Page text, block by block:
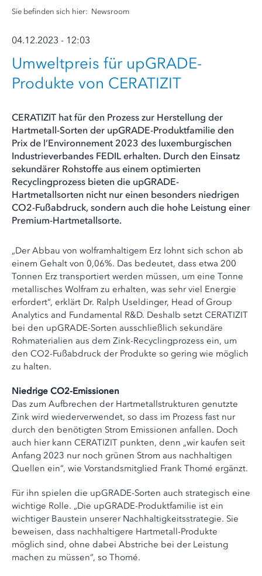
Sie befinden sich hier: Newsroom
04.12.2023 - 12:03
Umweltpreis für upGRADE-
Produkte von CERATIZIT
CERATIZIT hat für den Prozess zur Herstellung der
Hartmetall-Sorten der upGRADE-Produktfamilie den
Prix de l’Environnement 2023 des luxemburgischen
Industrieverbandes FEDIL erhalten. Durch den Einsatz
sekundärer Rohstoffe aus einem optimierten
Recyclingprozess bieten die upGRADE-
Hartmetallsorten nicht nur einen besonders niedrigen
CO2-Fußabdruck, sondern auch die hohe Leistung einer
Premium-Hartmetallsorte.
„Der Abbau von wolframhaltigem Erz lohnt sich schon ab
einem Gehalt von 0,06%. Das bedeutet, dass etwa 200
Tonnen Erz transportiert werden müssen, um eine Tonne
metallisches Wolfram zu erhalten, was sehr viel Energie
erfordert“, erklärt Dr. Ralph Useldinger, Head of Group
Analytics and Fundamental R&D. Deshalb setzt CERATIZIT
bei den upGRADE-Sorten ausschließlich sekundäre
Rohmaterialien aus dem Zink-Recyclingprozess ein, um
den CO2-Fußabdruck der Produkte so gering wie möglich
zu halten.
Niedrige CO2-Emissionen
Das zum Aufbrechen der Hartmetallstrukturen genutzte
Zink wird wiederverwendet, so dass im Prozess fast nur
durch den benötigten Strom Emissionen anfallen. Doch
auch hier kann CERATIZIT punkten, denn „wir kaufen seit
Anfang 2023 nur noch grünen Strom aus nachhaltigen
Quellen ein“, wie Vorstandsmitglied Frank Thomé ergänzt.
Für ihn spielen die upGRADE-Sorten auch strategisch eine
wichtige Rolle. „Die upGRADE-Produktfamilie ist ein
wichtiger Baustein unserer Nachhaltigkeitsstrategie. Sie
beweisen, dass nachhaltigere Hartmetall-Produkte
möglich sind, ohne dabei Abstriche bei der Leistung
machen zu müssen“, so Thomé.